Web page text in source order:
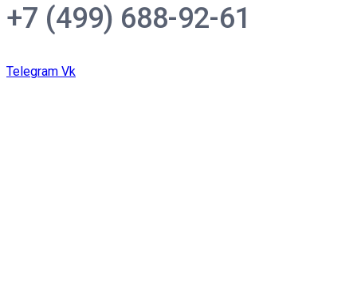
+7 (499) 688-92-61
Telegram Vk